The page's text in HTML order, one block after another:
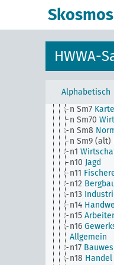
Skosmos
HWWA-
Alphabetisch
n Sm54
n Sm59
n Sm61
Allgemein
n Sm7
n Sm70
n Sm8
n Sm9 (alt)
n1
n10 Jagd
n11
n12
n13
n14
n15
n16
Allgemein
n17
n18 Handel